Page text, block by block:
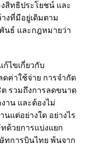
สิทธิประโยชน์ และ
งที่มีอยู่เดิมตาม
นธ์ และกฎหมายว่า
ไขเกี่ยวกับ
ดค่าใช้จ่าย การจำกัด
รวมถึงการลดขนาด
าน และต้องไม่
แต่อย่างใด อย่างไร
ด้วยการแบ่งแยก
ทการบินไทย พ้นจาก